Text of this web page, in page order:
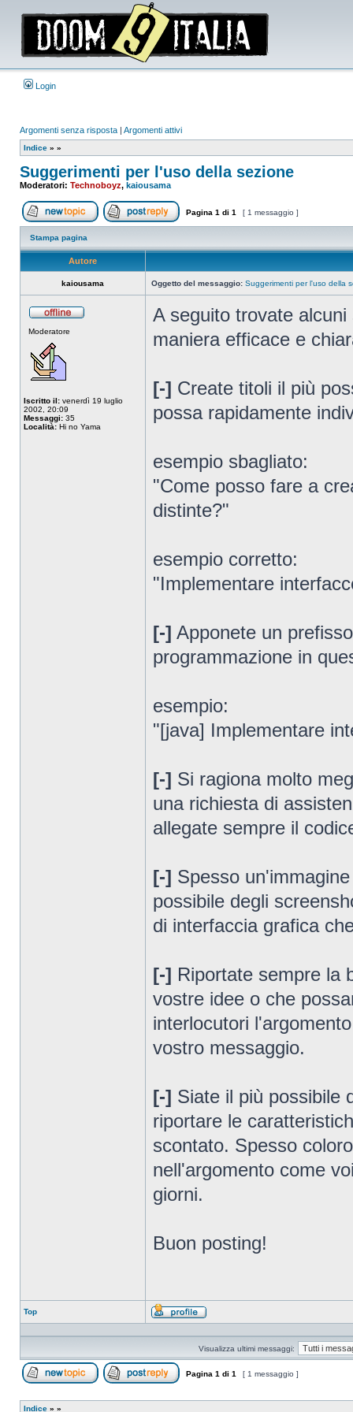
Login
Argomenti senza risposta | Argomenti attivi
Indice » »
Suggerimenti per l'uso della sezione
Moderatori: Technoboyz, kaiousama
Apri un nuovo argomentoRispondi all’argomento
Pagina 1 di 1 [ 1 messaggio ]
Stampa pagina
Autore
kaiousama Oggetto del messaggio: Suggerimenti per l'uso della
Moderatore
Iscritto il: venerdì 19 luglio
2002, 20:09
Messaggi: 35
Località: Hi no Yama
A seguito trovate
maniera efficace e
[-] Create titoli il più
possa rapidamente
esempio sbagliato:
"Come posso fare a
distinte?"
esempio corretto:
"Implementare
[-] Apponete un
programmazione in
esempio:
"[java] Implementare
[-] Si ragiona molto
una richiesta di
allegate sempre il
[-] Spesso
possibile degli
di interfaccia grafica
[-] Riportate sempre la
vostre idee o che
interlocutori
vostro messaggio.
[-] Siate il più possibile
riportare le
scontato. Spesso
nell'argomento come
giorni.
Buon posting!
Top
Profilo
Visualizza ultimi messaggi:
Pagina 1 di 1 [ 1 messaggio ]
Indice » »